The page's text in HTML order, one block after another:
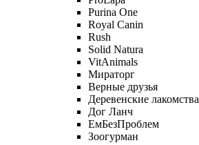
Purina One
Royal Canin
Rush
Solid Natura
VitAnimals
Мираторг
Верные друзья
Деревенские лакомства
Дог Ланч
ЕмБезПроблем
Зоогурман